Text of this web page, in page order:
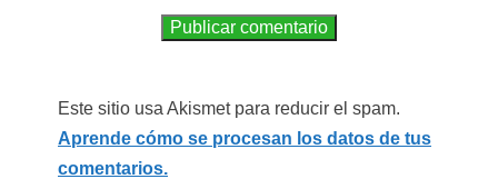
Este sitio usa Akismet para reducir el spam.
Aprende cómo se procesan los datos de tus
comentarios.